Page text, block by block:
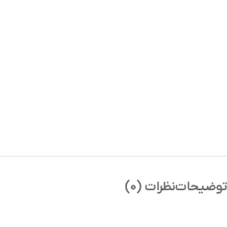
توضیحاتنظرات (0)